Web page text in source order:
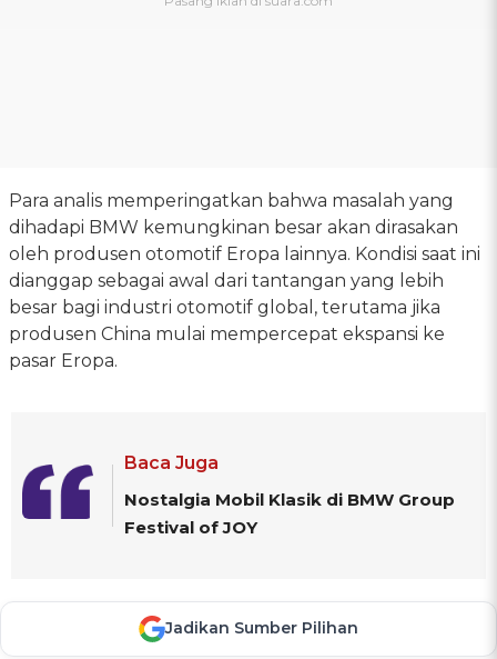
Para analis memperingatkan bahwa masalah yang
dihadapi BMW kemungkinan besar akan dirasakan
oleh produsen otomotif Eropa lainnya. Kondisi saat ini
dianggap sebagai awal dari tantangan yang lebih
besar bagi industri otomotif global, terutama jika
produsen China mulai mempercepat ekspansi ke
pasar Eropa.
Baca Juga
Nostalgia Mobil Klasik di BMW Group
Festival of JOY
Jadikan Sumber Pilihan